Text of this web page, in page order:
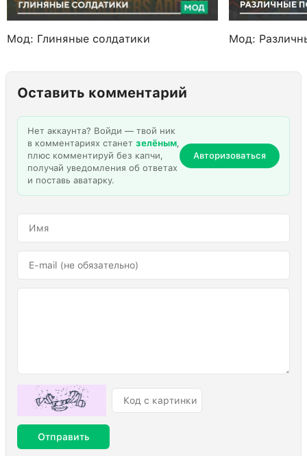
Мод: Глиняные солдатики Мод:
Оставить комментарий
Нет аккаунта? Войди — твой ник
в комментариях станет зелёным,
плюс комментируй без капчи,
получай уведомления об ответах
и поставь аватарку.
Авторизоваться
Отправить